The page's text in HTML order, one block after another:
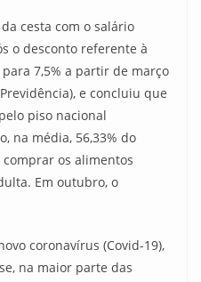
cesta com o salário
o desconto referente à
7,5% a partir de março
e concluiu que
piso nacional
na média, 56,33% do
os alimentos
Em outubro, o
coronavírus (Covid-19),
na maior parte das